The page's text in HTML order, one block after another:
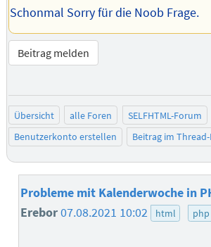
Schonmal Sorry für die Noob Frage.
Beitrag melden
Übersicht alle Foren SELFHTML-Forum
Benutzerkonto erstellen
Beitrag im
Probleme mit Kalenderwoche in
Erebor07.08.2021 10:02 html php